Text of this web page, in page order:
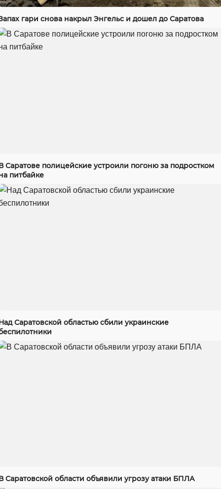
гари снова накрыл Энгельс и дошел до Саратова
Саратове полицейские устроили погоню за подростком
питбайке
Саратовской областью сбили украинские
Саратовской области объявили угрозу атаки БПЛА